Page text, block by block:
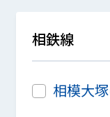
相鉄線
相模大